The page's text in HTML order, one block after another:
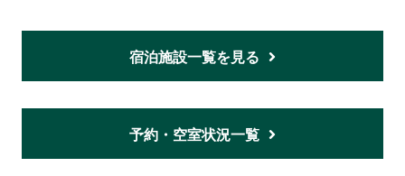
宿泊施設一覧を見る
予約・空室状況一覧